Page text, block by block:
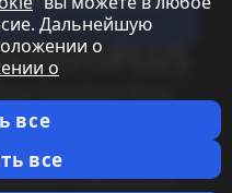
programmes
media profiles
channel
информация
Настройки Cookie
информация
Дальнейшую
о
о
все
все